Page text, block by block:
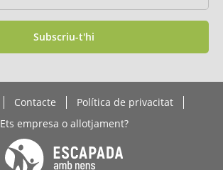
Subscriu-t'hi
Contacte
Política de privacitat
Ets empresa o allotjament?